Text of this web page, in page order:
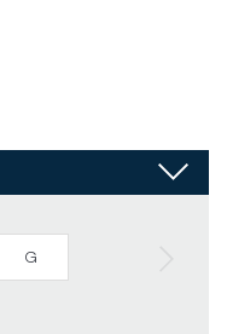
G